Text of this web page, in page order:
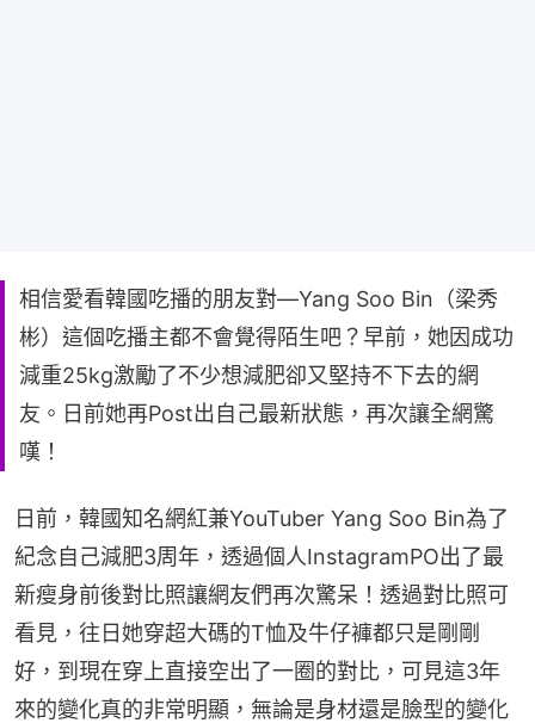
相信愛看韓國吃播的朋友對—Yang Soo Bin（梁秀
彬）這個吃播主都不會覺得陌生吧？早前，她因成功
減重25kg激勵了不少想減肥卻又堅持不下去的網
友。日前她再Post出自己最新狀態，再次讓全網驚
嘆！
日前，韓國知名網紅兼YouTuber Yang Soo Bin為了
紀念自己減肥3周年，透過個人InstagramPO出了最
新瘦身前後對比照讓網友們再次驚呆！透過對比照可
看見，往日她穿超大碼的T恤及牛仔褲都只是剛剛
好，到現在穿上直接空出了一圈的對比，可見這3年
來的變化真的非常明顯，無論是身材還是臉型的變化